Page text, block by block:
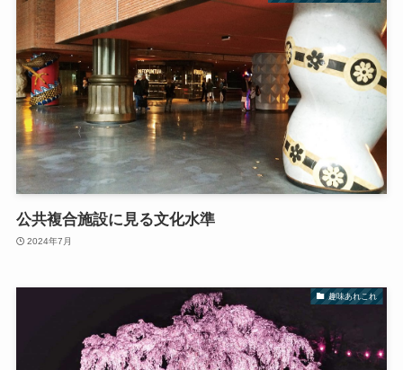
公共複合施設に見る文化水準
2024年7月
趣味あれこれ